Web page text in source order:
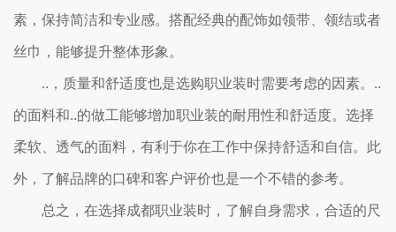
素，保持简洁和专业感。搭配经典的配饰如领带、领结或者
丝巾，能够提升整体形象。
..，质量和舒适度也是选购职业装时需要考虑的因素。..
的面料和..的做工能够增加职业装的耐用性和舒适度。选择
柔软、透气的面料，有利于你在工作中保持舒适和自信。此
外，了解品牌的口碑和客户评价也是一个不错的参考。
总之，在选择成都职业装时，了解自身需求，合适的尺